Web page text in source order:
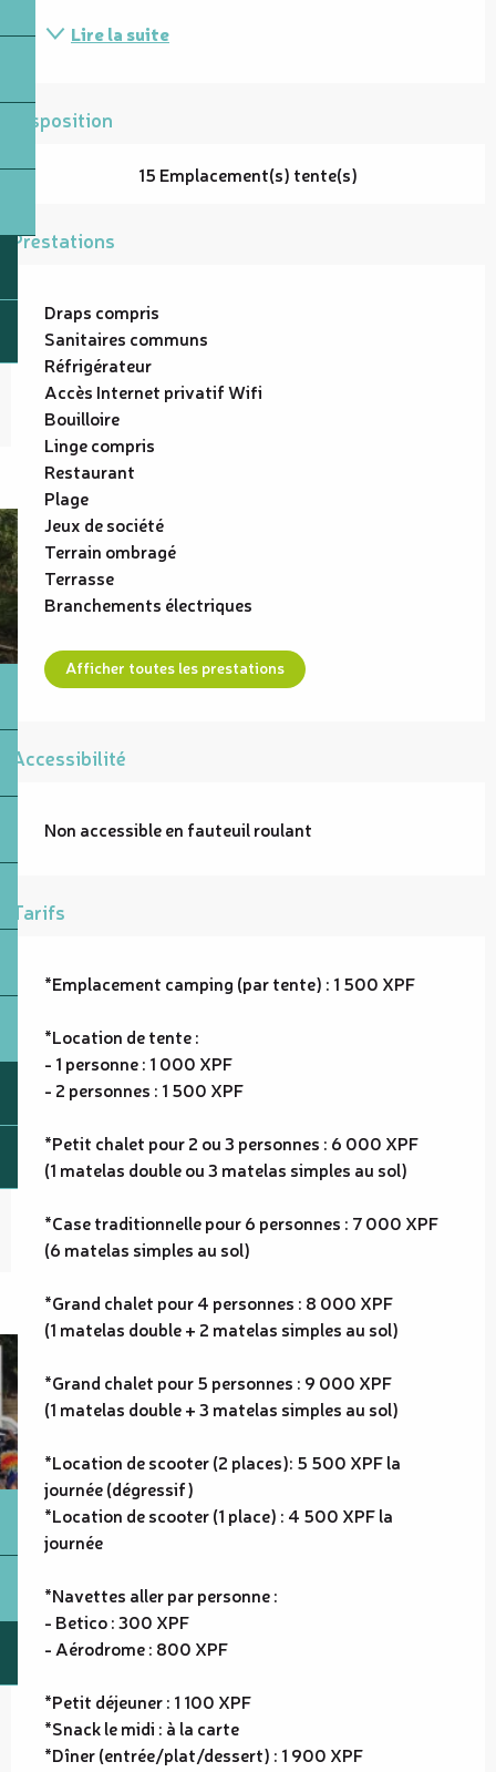
Lire la suite
Disposition
15 Emplacement(s) tente(s)
Prestations
Draps compris
Sanitaires communs
Réfrigérateur
Accès Internet privatif Wifi
Bouilloire
Linge compris
Restaurant
Plage
Jeux de société
Terrain ombragé
Terrasse
Branchements électriques
Afficher toutes les prestations
Accessibilité
Non accessible en fauteuil roulant
Tarifs
*Emplacement camping (par tente) : 1 500 XPF
*Location de tente :
- 1 personne : 1 000 XPF
- 2 personnes : 1 500 XPF
*Petit chalet pour 2 ou 3 personnes : 6 000 XPF
(1 matelas double ou 3 matelas simples au sol)
*Case traditionnelle pour 6 personnes : 7 000 XPF
(6 matelas simples au sol)
*Grand chalet pour 4 personnes : 8 000 XPF
(1 matelas double + 2 matelas simples au sol)
*Grand chalet pour 5 personnes : 9 000 XPF
(1 matelas double + 3 matelas simples au sol)
*Location de scooter (2 places): 5 500 XPF la
journée (dégressif)
*Location de scooter (1 place) : 4 500 XPF la
journée
*Navettes aller par personne :
- Betico : 300 XPF
- Aérodrome : 800 XPF
*Petit déjeuner : 1 100 XPF
*Snack le midi : à la carte
*Dîner (entrée/plat/dessert) : 1 900 XPF